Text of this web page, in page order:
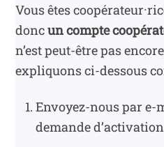
Vous êtes
doncun compte
n’est peut-être pas
expliquons ci-dessous
Envoyez-nous par e-
demande